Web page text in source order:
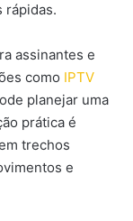
rápidas.
assinantes e
como IPTV
planejar uma
prática é
trechos
e